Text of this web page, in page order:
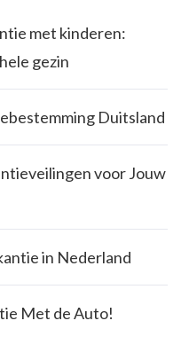
met kinderen:
gezin
Duitsland
voor Jouw
in Nederland
Met de Auto!